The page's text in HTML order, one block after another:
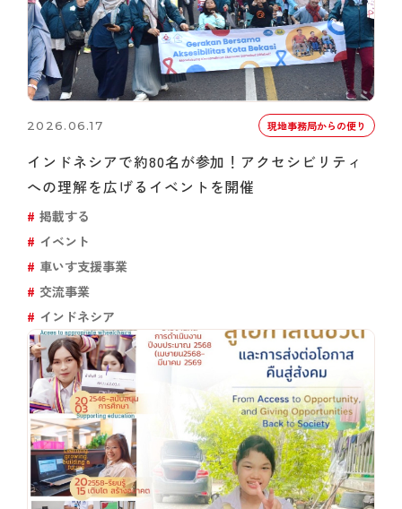
2026.06.17 現地事務局からの便り
インドネシアで約80名が参加！アクセシビリティ
への理解を広げるイベントを開催
掲載する
イベント
車いす支援事業
交流事業
インドネシア